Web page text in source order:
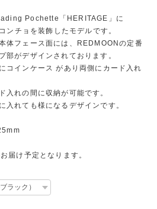
Pochette「HERITAGE」に
ンチョを装飾したモデルです。
体フェース面には、REDMOONの定番
部がデザインされております。
コインケース があり両側にカード入れ
入れの間に収納が可能です。
入れても様になるデザインです。
届け予定となります。